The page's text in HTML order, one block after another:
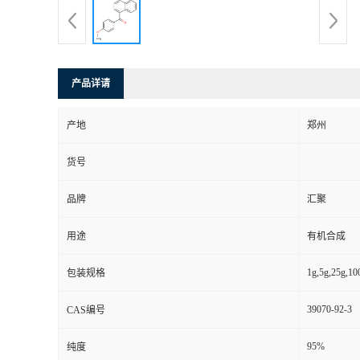
产品详请
产地 郑州
货号
品牌 汇聚
用途 有机合成
包装规格
CAS编号 39070-92-3
纯度 95%